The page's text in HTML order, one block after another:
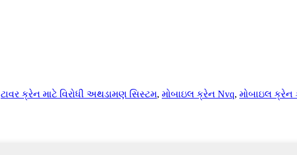
ટાવર ક્રેન માટે વિરોધી અથડામણ સિસ્ટમ, મોબાઇલ ક્રેન Nvq, મોબાઇલ ક્રેન